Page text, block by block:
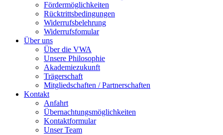
Fördermöglichkeiten
Rücktrittsbedingungen
Widerrufsbelehrung
Widerrufsfomular
Über uns
Über die VWA
Unsere Philosophie
Akademiezukunft
Trägerschaft
Mitgliedschaften / Partnerschaften
Kontakt
Anfahrt
Übernachtungsmöglichkeiten
Kontaktformular
Unser Team